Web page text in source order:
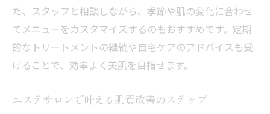
た、スタッフと相談しながら、季節や肌の変化に合わせ
てメニューをカスタマイズするのもおすすめです。定期
的なトリートメントの継続や自宅ケアのアドバイスも受
けることで、効率よく美肌を目指せます。
エステサロンで叶える肌質改善のステップ